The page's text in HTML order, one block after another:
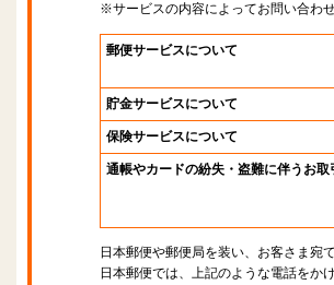
※サービスの内容によってお問い合わ
郵便サービスについて
貯金サービスについて
保険サービスについて
通帳やカードの紛失・盗難に伴うお取
日本郵便や郵便局を装い、お客さま宛
日本郵便では、上記のような電話をか